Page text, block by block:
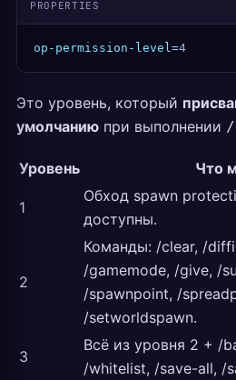
PROPERTIES
op-permission-level=4
Это уровень, который
умолчанию при выполнении /
Уровень Что
1
Обход spawn
доступны.
2
Команды: /clear, /
/gamemode, /give, /
/spawnpoint, /
/setworldspawn.
3
Всё из уровня 2 + /
/whitelist, /save-all, /